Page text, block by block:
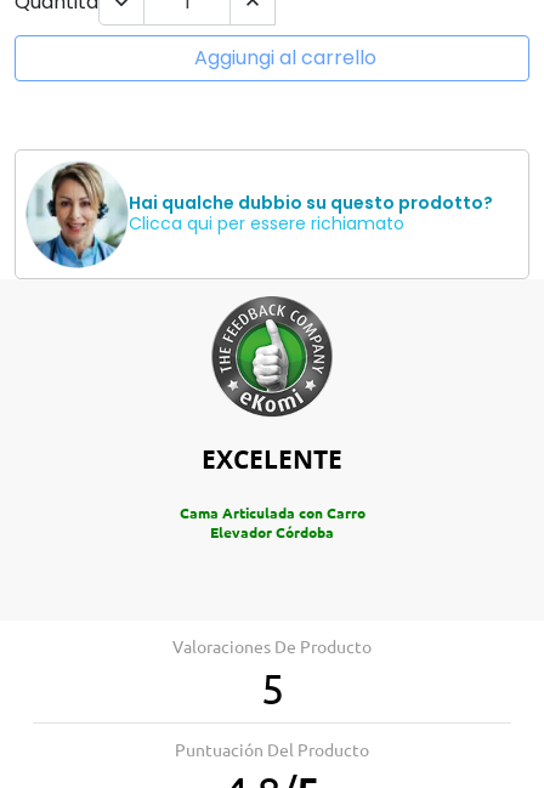
Aggiungi al carrello
Hai qualche dubbio su questo prodotto?
Clicca qui per essere richiamato
EXCELENTE
Cama Articulada con Carro
Elevador Córdoba
Valoraciones De Producto
5
Puntuación Del Producto
Professionisti
Programma per aziende Ortoitaliana
Professionisti della salute